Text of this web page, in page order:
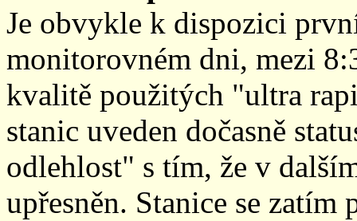
Je obvykle k dispozici
monitorovném dni, mezi
kvalitě použitých "ultra
stanic uveden dočasně
odlehlost" s tím, že v
upřesněn. Stanice se zatím